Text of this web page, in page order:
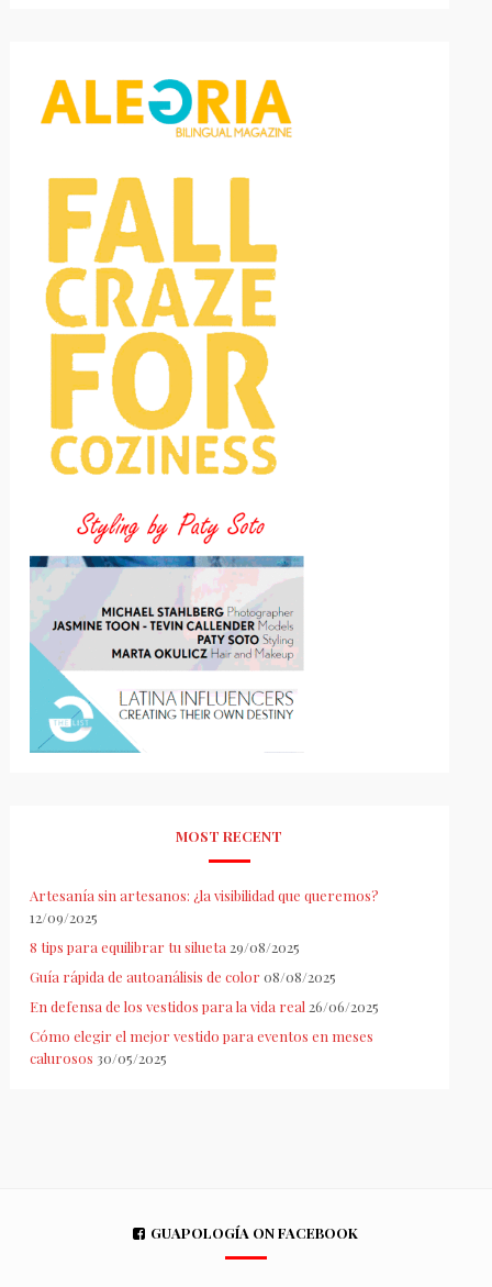
MOST RECENT
Artesanía sin artesanos: ¿la visibilidad que queremos?
12/09/2025
8 tips para equilibrar tu silueta 29/08/2025
Guía rápida de autoanálisis de color 08/08/2025
En defensa de los vestidos para la vida real 26/06/2025
Cómo elegir el mejor vestido para eventos en meses
calurosos 30/05/2025
GUAPOLOGÍA ON FACEBOOK